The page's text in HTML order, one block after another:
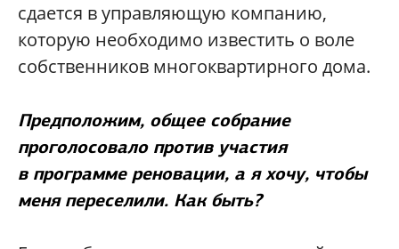
сдается в управляющую компанию,
которую необходимо известить о воле
собственников многоквартирного дома.
Предположим, общее собрание
проголосовало против участия
в программе реновации, а я хочу, чтобы
меня переселили. Как быть?